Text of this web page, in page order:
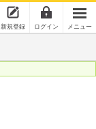
新規登録 ログイン メニュー